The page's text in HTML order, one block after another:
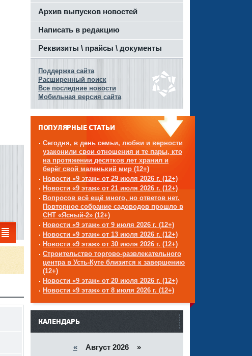
Архив выпусков новостей
Написать в редакцию
Реквизиты \ прайсы \ документы
Поддержка сайта
Расширенный поиск
Все последние новости
Мобильная версия сайта
ПОПУЛЯРНЫЕ СТАТЬИ
Сегодня, в день семьи, любви и верности
узаконили свои отношения и те пары, кто
на протяжении десятков лет хранил и
берёг свой маленький мир (12+)
Новости «9 этаж» от 29 июля 2026 г. (12+)
Новости «9 этаж» от 21 июля 2026 г. (12+)
Вопросов всё ещё много, но ответов нет.
Повторное собрание садоводов прошло в
СНТ «Ясный-2» (12+)
Новости «9 этаж» от 9 июля 2026 г. (12+)
Новости «9 этаж» от 13 июля 2026 г. (12+)
Новости «9 этаж» от 30 июля 2026 г. (12+)
Строительство торгово-развлекательного
центра в Усть-Куте близится к завершению
(12+)
Новости «9 этаж» от 20 июля 2026 г. (12+)
Новости «9 этаж» от 8 июля 2026 г. (12+)
------
КАЛЕНДАРЬ
«Август 2026 »